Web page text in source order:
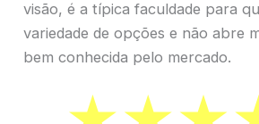
visão, é a típica faculdade para
variedade de opções e não abre
bem conhecida pelo mercado.